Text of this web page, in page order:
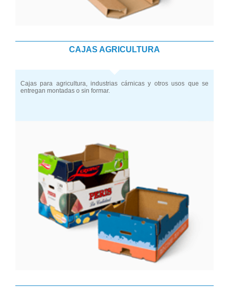
CAJAS AGRICULTURA
Cajas para agricultura, industrias cárnicas y otros usos que se
entregan montadas o sin formar.